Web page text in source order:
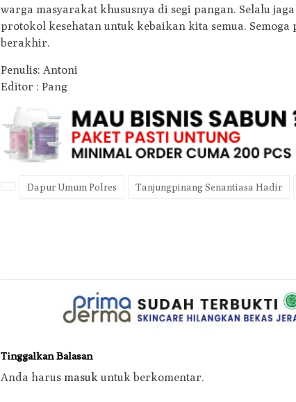
warga masyarakat khususnya di segi pangan. Selalu
protokol kesehatan untuk kebaikan kita semua. Semoga
berakhir.
Penulis: Antoni
Editor : Pang
Dapur Umum Polres Tanjungpinang Senantiasa Hadir
Tinggalkan Balasan
Anda harus masuk untuk berkomentar.